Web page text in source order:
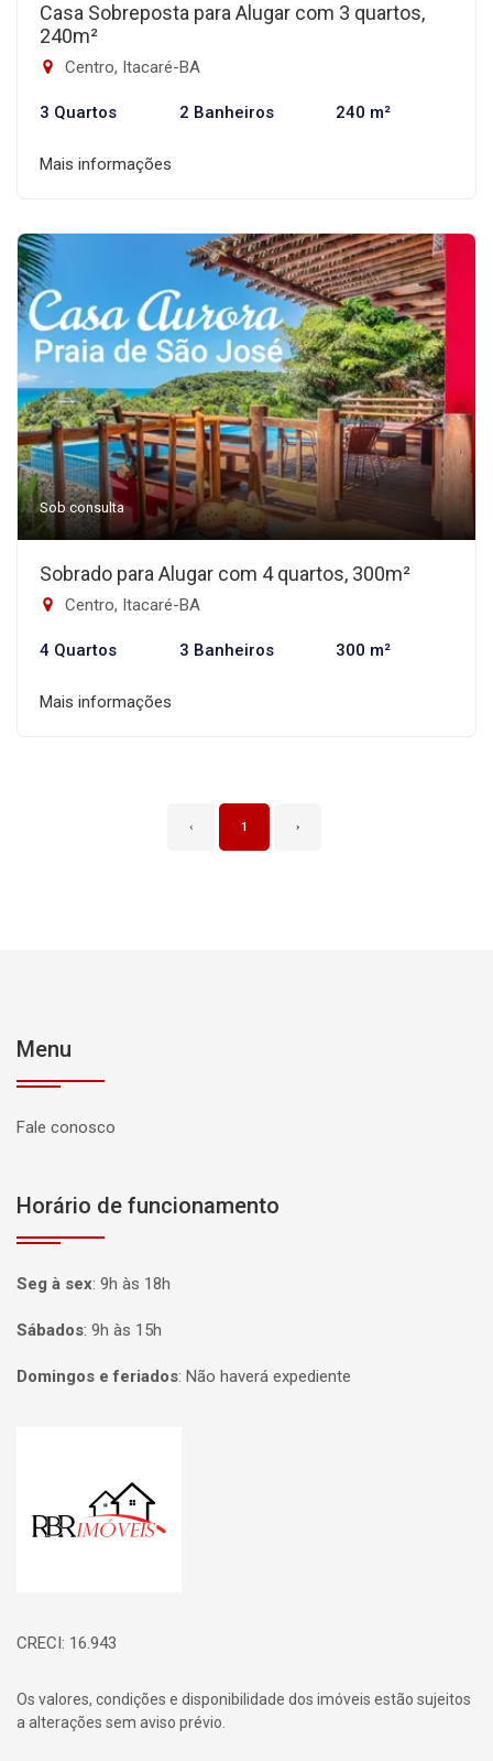
Casa Sobreposta para Alugar com 3 quartos,
240m²
Centro, Itacaré-BA
3 Quartos 2 Banheiros 240 m²
Mais informações
Sob consulta
Sobrado para Alugar com 4 quartos, 300m²
Centro, Itacaré-BA
4 Quartos 3 Banheiros 300 m²
Mais informações
‹ 1 ›
Menu
Fale conosco
Horário de funcionamento
Seg à sex: 9h às 18h
Sábados: 9h às 15h
Domingos e feriados: Não haverá expediente
CRECI: 16.943
Os valores, condições e disponibilidade dos imóveis estão sujeitos
a alterações sem aviso prévio.